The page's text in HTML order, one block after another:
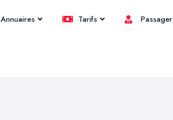
Annuaires Tarifs Passager